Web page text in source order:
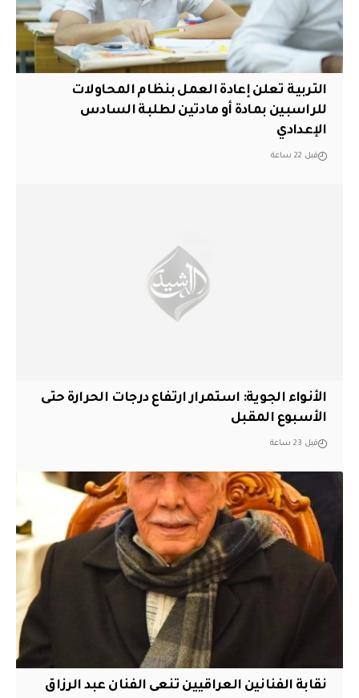
التربية تعلن إعادة العمل بنظام المحاولات
للراسبين بمادة أو مادتين لطلبة السادس
الإعدادي
قبل 22 ساعة
الأنواء الجوية: استمرار ارتفاع درجات الحرارة حتى
الأسبوع المقبل
قبل 23 ساعة
نقابة الفنانين العراقيين تنعى الفنان عبد الرزاق